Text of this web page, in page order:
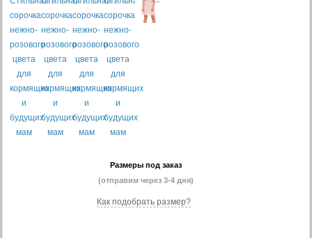
Размеры под заказ
(отправим через 3-4 дня)
Как подобрать размер?